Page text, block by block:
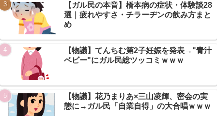
Powered by livedoor 相互RSS
【ガル民の本音】橋本病の症状・体験談28
選｜疲れやすさ・チラーヂンの飲み方まと
め
【物議】てんちむ第2子妊娠を発表→"青汁
ベビー"にガル民総ツッコミｗｗｗ
【物議】花乃まりあ×三山凌輝、密会の実
態に→ガル民「自業自得」の大合唱ｗｗｗ